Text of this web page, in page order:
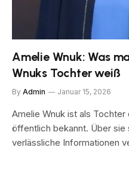
Amelie Wnuk: Was
Wnuks Tochter weiß
By Admin Januar 15, 2026
Amelie Wnuk ist als
öffentlich bekannt. Über sie
verlässliche Informationen